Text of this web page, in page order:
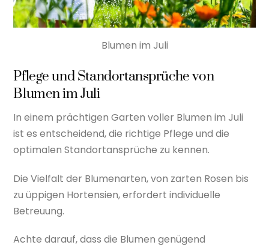
Blumen im Juli
Pflege und Standortansprüche von
Blumen im Juli
In einem prächtigen Garten voller Blumen im Juli
ist es entscheidend, die richtige Pflege und die
optimalen Standortansprüche zu kennen.
Die Vielfalt der Blumenarten, von zarten Rosen bis
zu üppigen Hortensien, erfordert individuelle
Betreuung.
Achte darauf, dass die Blumen genügend